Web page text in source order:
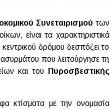
Συνεταιρισμού των
είναι τα χαρακτηριστικά
δρόμου δεσπόζει το
που λειτούργησε τη
και του
Πυροσβεστικής
κτίσματα με την ονομασία